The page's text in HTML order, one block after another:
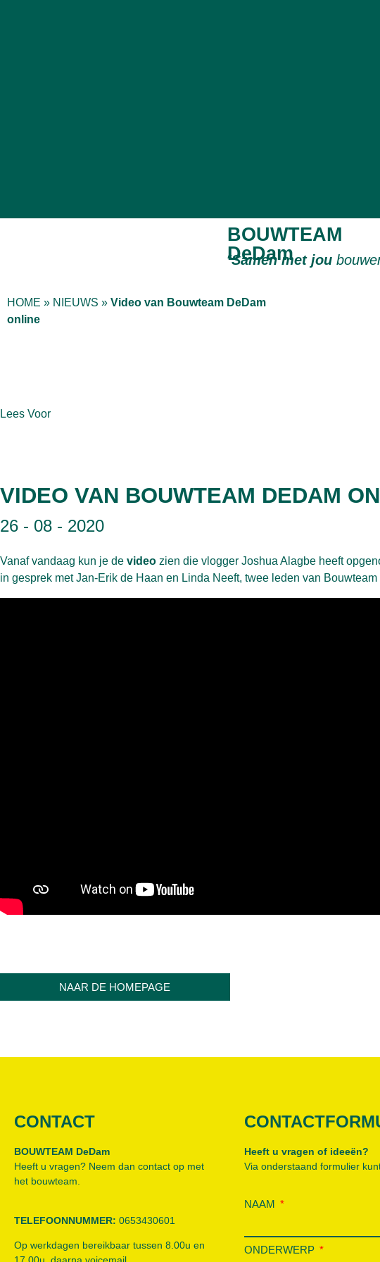
BOUWTEAM
DeDam
“Samen met jou
HOME » NIEUWS » Video van Bouwteam DeDam
online
Lees Voor
VIDEO VAN BOUWTEAM DEDAM
26 - 08 - 2020
Vanaf vandaag kun je de video zien die vlogger Joshua Alagbe heeft
in gesprek met Jan-Erik de Haan en Linda Neeft, twee leden van Bouwteam
NAAR DE HOMEPAGE
CONTACT
BOUWTEAM DeDam
Heeft u vragen? Neem dan contact op met
het bouwteam.
TELEFOONNUMMER: 0653430601
Op werkdagen bereikbaar tussen 8.00u en
Heeft u vragen of ideeën?
Via onderstaand formulier
NAAM
ONDERWERP